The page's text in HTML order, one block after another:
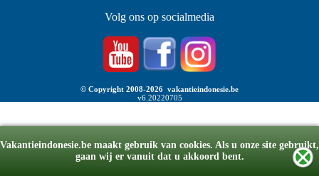
Vakantieindonesie.be maakt gebruik van cookies. Als u onze site gebruikt,
gaan wij er vanuit dat u akkoord bent.
Volg ons op socialmedia
© Copyright 2008-2026 vakantieindonesie.be
v6.20220705